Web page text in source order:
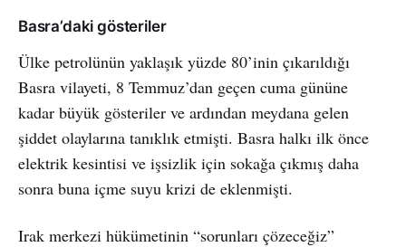
Basra’daki gösteriler
Ülke petrolünün yaklaşık yüzde 80’inin çıkarıldığı
Basra vilayeti, 8 Temmuz’dan geçen cuma gününe
kadar büyük gösteriler ve ardından meydana gelen
şiddet olaylarına tanıklık etmişti. Basra halkı ilk önce
elektrik kesintisi ve işsizlik için sokağa çıkmış daha
sonra buna içme suyu krizi de eklenmişti.
Irak merkezi hükümetinin “sorunları çözeceğiz”